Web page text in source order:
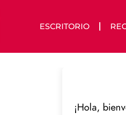
ESCRITORIO
¡Hola,